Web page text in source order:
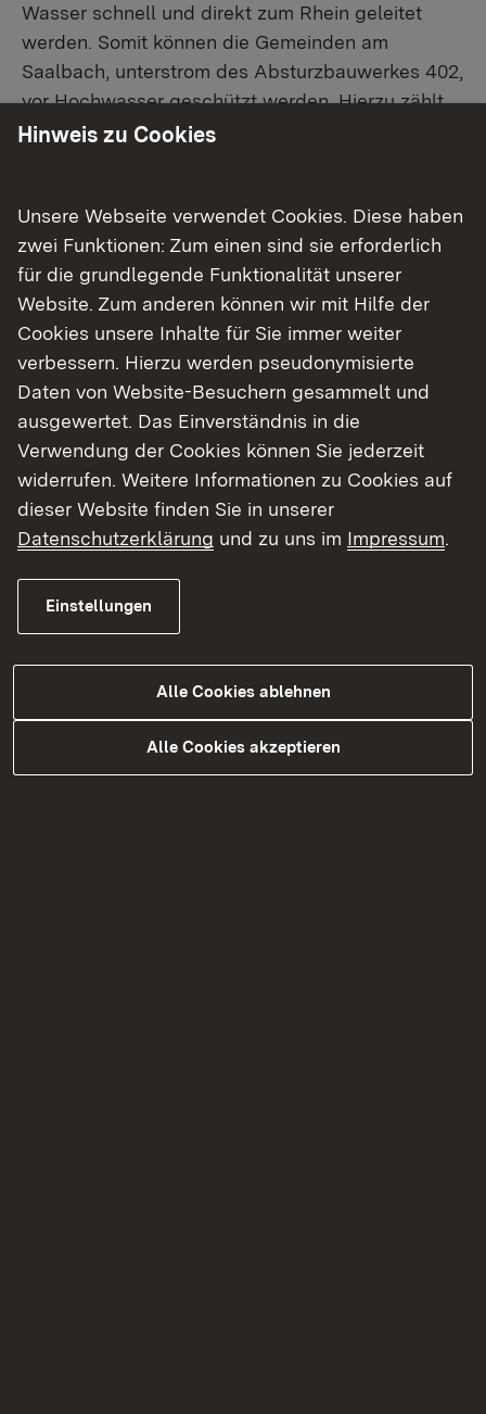
Wasser schnell und direkt zum Rhein geleitet
werden. Somit können die Gemeinden am
Saalbach, unterstrom des Absturzbauwerkes 402,
vor Hochwasser geschützt werden. Hierzu zählt
u.a. Karlsdorf.
spiegelt die vorhandene Geländekante wieder.
Das Absturzbauwerk besteht aus einem etwa
4,5 m hohen Betonrücken. Auf dieser sitzt eine
60 cm hohe Schütztafel, die das Wasser aufstaut,
so dass ein Abfluss in das Hauptgewässer
Saalbach erfolgen kann. Insbesondere die
Elektrotechnik zur Steuerung der Anlage, der
Stahlwasserbau, zu welchem die Schütztafeln
gehören, und ein Teil des Betonkörpers sind
sanierungsbedürftig.
Zahlen und Fakten
Vorhabenträger: Land Baden-Württemberg
Lage: Bruchsal
Aktueller Stand
Hinweis zu Cookies
Unsere Webseite verwendet Cookies. Diese haben
zwei Funktionen: Zum einen sind sie erforderlich
für die grundlegende Funktionalität unserer
Website. Zum anderen können wir mit Hilfe der
Cookies unsere Inhalte für Sie immer weiter
verbessern. Hierzu werden pseudonymisierte
Daten von Website-Besuchern gesammelt und
ausgewertet. Das Einverständnis in die
Verwendung der Cookies können Sie jederzeit
widerrufen. Weitere Informationen zu Cookies auf
dieser Website finden Sie in unserer
Datenschutzerklärung und zu uns im Impressum.
Einstellungen
Alle Cookies ablehnen
Alle Cookies akzeptieren